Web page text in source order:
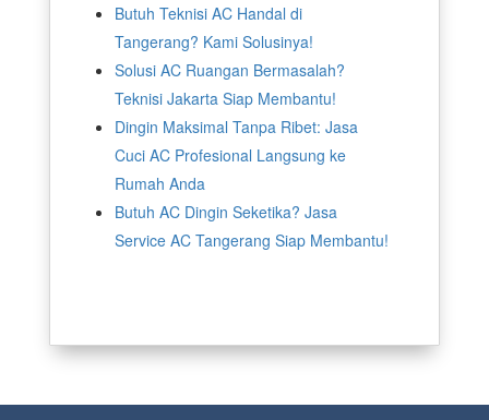
Butuh Teknisi AC Handal di
Tangerang? Kami Solusinya!
Solusi AC Ruangan Bermasalah?
Teknisi Jakarta Siap Membantu!
Dingin Maksimal Tanpa Ribet: Jasa
Cuci AC Profesional Langsung ke
Rumah Anda
Butuh AC Dingin Seketika? Jasa
Service AC Tangerang Siap Membantu!